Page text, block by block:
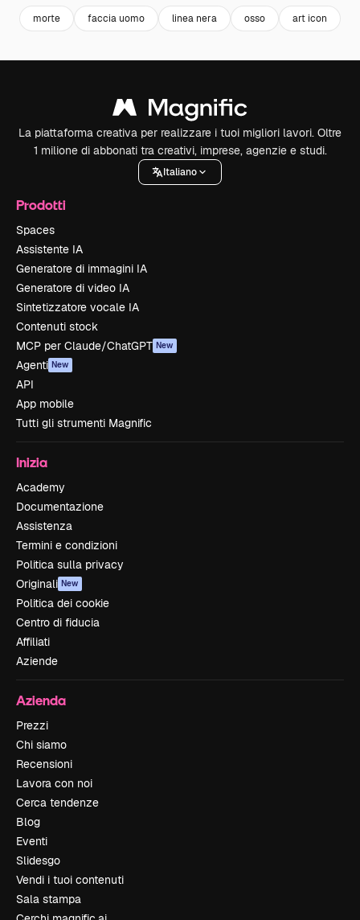
morte faccia uomo linea nera osso art icon
La piattaforma creativa per realizzare i tuoi migliori lavori. Oltre
1 milione di abbonati tra creativi, imprese, agenzie e studi.
Italiano
Prodotti
Spaces
Assistente IA
Generatore di immagini IA
Generatore di video IA
Sintetizzatore vocale IA
Contenuti stock
MCP per Claude/ChatGPT New
Agenti New
API
App mobile
Tutti gli strumenti Magnific
Inizia
Academy
Documentazione
Assistenza
Termini e condizioni
Politica sulla privacy
Originali New
Politica dei cookie
Centro di fiducia
Affiliati
Aziende
Azienda
Prezzi
Chi siamo
Recensioni
Lavora con noi
Cerca tendenze
Blog
Eventi
Slidesgo
Vendi i tuoi contenuti
Sala stampa